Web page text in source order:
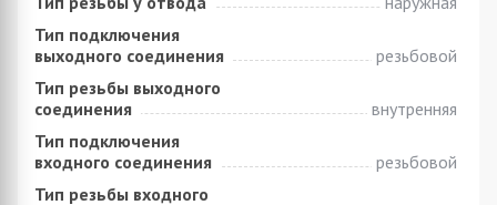
Тип подключения
выходного соединения
резьбовой
Тип резьбы выходного
соединения
внутренняя
Тип подключения
входного соединения
резьбовой
Тип резьбы входного